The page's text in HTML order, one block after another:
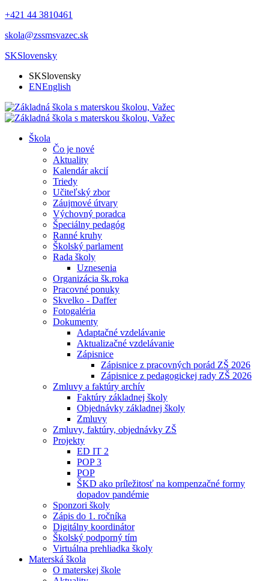
+421 44 3810461
skola@zssmsvazec.sk
SKSlovensky
SKSlovensky
ENEnglish
Škola
Čo je nové
Aktuality
Kalendár akcií
Triedy
Učiteľský zbor
Záujmové útvary
Výchovný poradca
Špeciálny pedagóg
Ranné kruhy
Školský parlament
Rada školy
Uznesenia
Organizácia šk.roka
Pracovné ponuky
Skvelko - Daffer
Fotogaléria
Dokumenty
Adaptačné vzdelávanie
Aktualizačné vzdelávanie
Zápisnice
Zápisnice z pracovných porád ZŠ 2026
Zápisnice z pedagogickej rady ZŠ 2026
Zmluvy a faktúry archív
Faktúry základnej školy
Objednávky základnej školy
Zmluvy
Zmluvy, faktúry, objednávky ZŠ
Projekty
ED IT 2
POP 3
POP
ŠKD ako príležitosť na kompenzačné formy
dopadov pandémie
Sponzori školy
Zápis do 1. ročníka
Digitálny koordinátor
Školský podporný tím
Virtuálna prehliadka školy
Materská škola
O materskej škole